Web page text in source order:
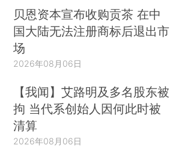
贝恩资本宣布收购贡茶 在中
国大陆无法注册商标后退出市
场
2026年08月06日
【我闻】艾路明及多名股东被
拘 当代系创始人因何此时被
清算
2026年08月06日